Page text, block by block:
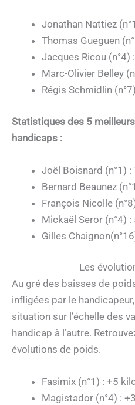
Jonathan Nattiez
Thomas Gueguen
Jacques Ricou (n°4)
Marc-Olivier Belley
Régis Schmidlin
Statistiques des 5
handicaps :
Joël Boisnard (n°1)
Bernard Beaunez
François Nicolle
Mickaël Seror (n°4)
Gilles
Les
Au gré des baisses de
infligées par le
situation sur l’échelle des
handicap à l’autre.
évolutions de poids.
Fasimix (n°1) : +5
Magistador (n°4) :